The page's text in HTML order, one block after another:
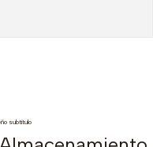
subtítulo